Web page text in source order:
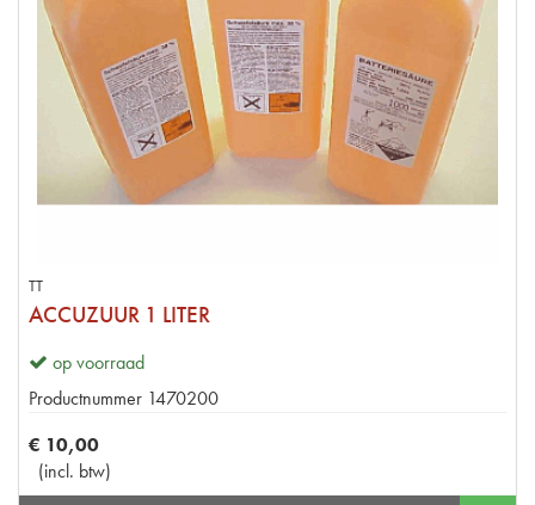
TT
ACCUZUUR 1 LITER
op voorraad
Productnummer 1470200
€ 10,00
(incl. btw)